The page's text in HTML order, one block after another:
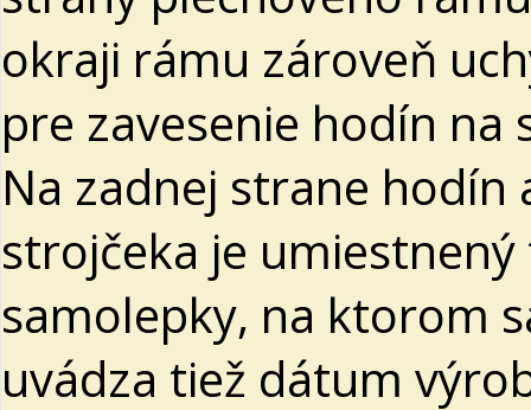
okraji rámu zároveň
pre zavesenie hodín na
Na zadnej strane
strojčeka je
samolepky, na ktorom
uvádza tiež dátum